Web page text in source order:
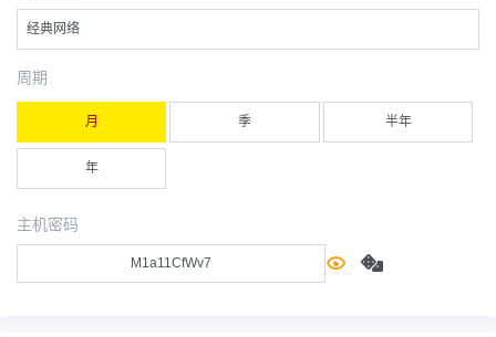
经典网络
周期
月 季 半年
年
主机密码